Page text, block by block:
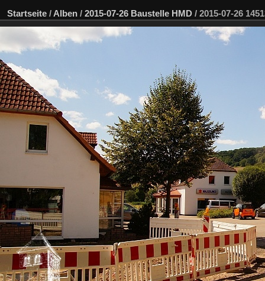
Startseite / Alben / 2015-07-26 Baustelle HMD / 2015-07-26